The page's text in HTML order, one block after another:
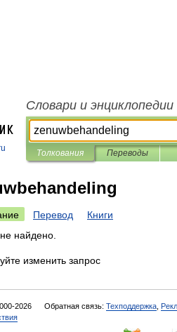
Словари и
Толкования Переводы
Перевод
Книги
найдено.
изменить запрос
2026 Обратная связь: Техподдержка